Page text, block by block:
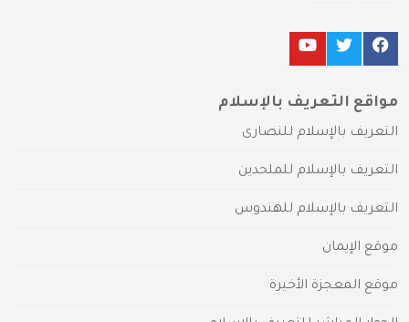
مواقع التعريف بالإسلام
التعريف بالإسلام للنصارى
التعريف بالإسلام للملحدين
التعريف بالإسلام للهندوس
موقع الإيمان
موقع المعجزة الأخيرة